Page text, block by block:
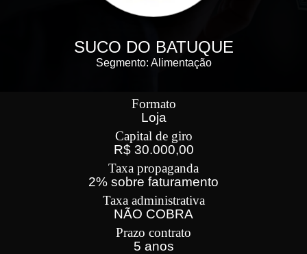
SUCO DO BATUQUE
Segmento: Alimentação
Formato
Loja
Capital de giro
R$ 30.000,00
Taxa propaganda
2% sobre faturamento
Taxa administrativa
NÃO COBRA
Prazo contrato
5 anos